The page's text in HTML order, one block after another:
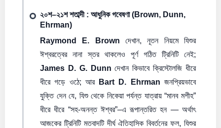
২০শ–২১শ শতাব্দী : আধুনিক গবেষণা (Brown, Dunn,
Ehrman)
Raymond E. Brown দেখান, নূতন নিয়মে যিশুর
ঈশ্বরত্বের নানা স্তর থাকলেও পূর্ণ গঠিত ট্রিনিটি নেই;
James D. G. Dunn দেখান কিভাবে ক্রিস্টোলজি ধীরে
ধীরে গড়ে ওঠে; আর Bart D. Ehrman জনপ্রিয়ভাবে
যুক্তি দেন যে, যিশু থেকে নিকেয়া পর্যন্ত যাত্রায় “মানব মশীহ”
ধীরে ধীরে “সহ-অনন্ত ঈশ্বর”–এ রূপান্তরিত হন — অর্থাৎ
আজকের ট্রিনিটি মতবাদটি দীর্ঘ ঐতিহাসিক বিবর্তনের ফল, যিশুর